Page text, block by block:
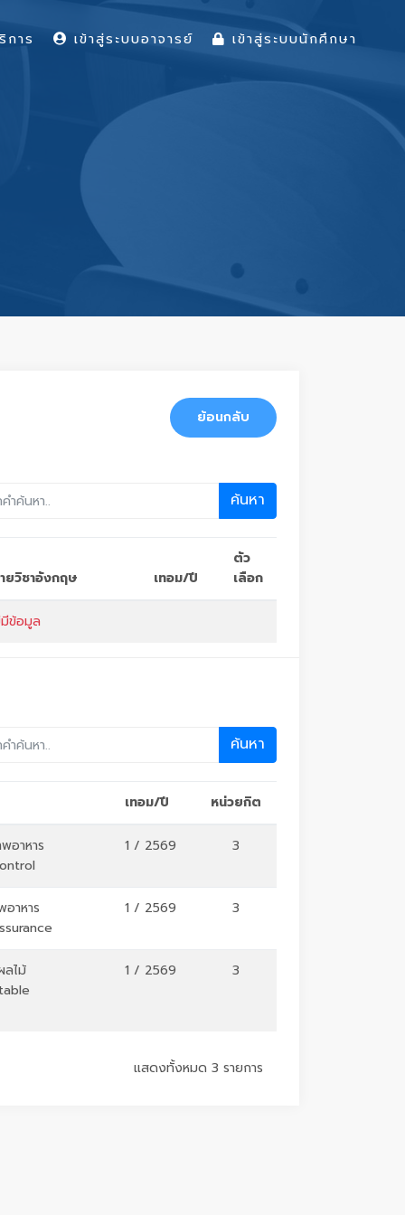
ย้อนกลับ
ค้นหา
ยวิชาอังกฤษ เทอม/ปี
ตัว
เลือก
ข้อมูล
ค้นหา
เทอม/ปี หน่วยกิต
อาหาร
1 / 2569 3
าหาร
1 / 2569 3
ลไม้
1 / 2569 3
แสดงทั้งหมด 3 รายการ
การ เข้าสู่ระบบอาจารย์ เข้าสู่ระบบนักศึกษา